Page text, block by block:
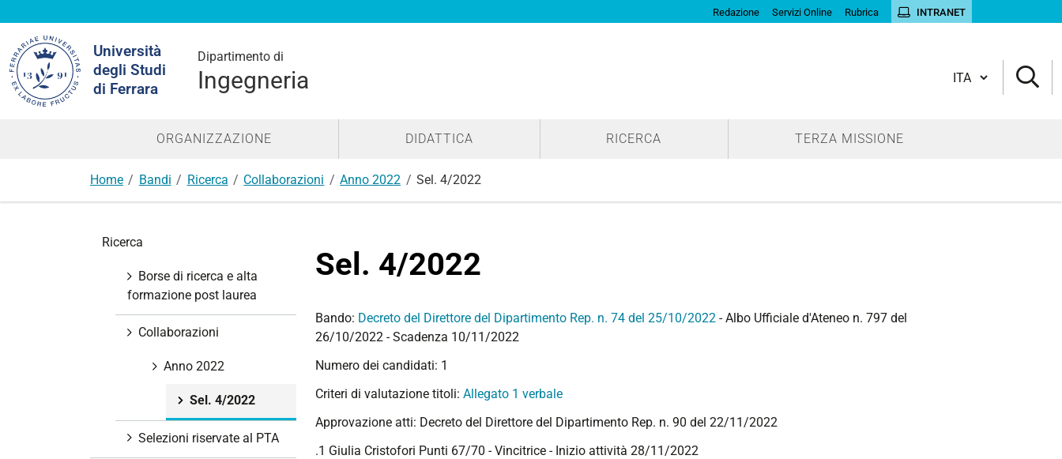
Redazione Servizi Online Rubrica INTRANET
Università
degli Studi
di Ferrara
Dipartimento di
Ingegneria
nel
sito
Cambia lingua
ORGANIZZAZIONE DIDATTICA RICERCA TERZA MISSIONE
Home Bandi Ricerca Collaborazioni Anno 2022 Sel. 4/2022
Sel. 4/2022
Bando: Decreto del Direttore del Dipartimento Rep. n. 74 del 25/10/2022 - Albo Ufficiale d'Ateneo n. 797 del
26/10/2022 - Scadenza 10/11/2022
Numero dei candidati: 1
Criteri di valutazione titoli: Allegato 1 verbale
Approvazione atti: Decreto del Direttore del Dipartimento Rep. n. 90 del 22/11/2022
.1 Giulia Cristofori Punti 67/70 - Vincitrice - Inizio attività 28/11/2022
Ricerca
Borse di ricerca e alta
formazione post laurea
Collaborazioni
Anno 2022
Sel. 4/2022
Selezioni riservate al PTA